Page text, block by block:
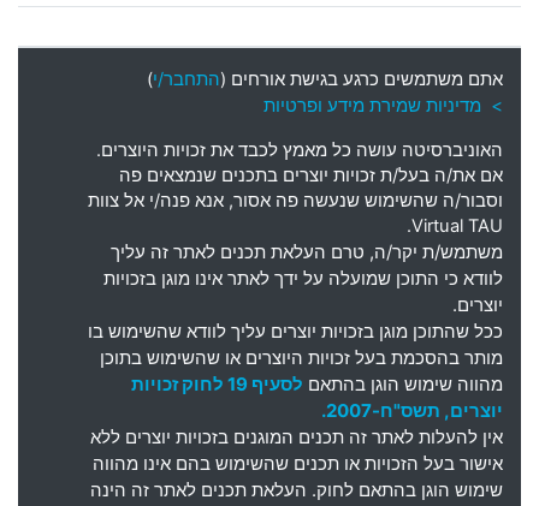
אתם משתמשים כרגע בגישת אורחים (התחבר/י)
> מדיניות שמירת מידע ופרטיות
האוניברסיטה עושה כל מאמץ לכבד את זכויות היוצרים.
אם את/ה בעל/ת זכויות יוצרים בתכנים שנמצאים פה
וסבור/ה שהשימוש שנעשה פה אסור, אנא פנה/י אל צוות
Virtual TAU.
משתמש/ת יקר/ה, טרם העלאת תכנים לאתר זה עליך
לוודא כי התוכן שמועלה על ידך לאתר אינו מוגן בזכויות
יוצרים.
ככל שהתוכן מוגן בזכויות יוצרים עליך לוודא שהשימוש בו
מותר בהסכמת בעל זכויות היוצרים או שהשימוש בתוכן
מהווה שימוש הוגן בהתאם
לסעיף 19 לחוק זכויות
יוצרים, תשס"ח-2007.
אין להעלות לאתר זה תכנים המוגנים בזכויות יוצרים ללא
אישור בעל הזכויות או תכנים שהשימוש בהם אינו מהווה
שימוש הוגן בהתאם לחוק. העלאת תכנים לאתר זה הינה